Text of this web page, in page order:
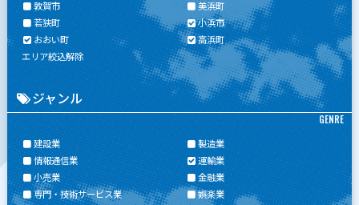
敦賀市
美浜町
若狭町
小浜市
おおい町
高浜町
エリア絞込解除
ジャンル
GENRE
建設業
製造業
情報通信業
運輸業
小売業
金融業
専門・技術サービス業
娯楽業